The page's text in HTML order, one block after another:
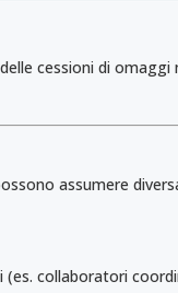
cessioni di omaggi
assumere
collaboratori